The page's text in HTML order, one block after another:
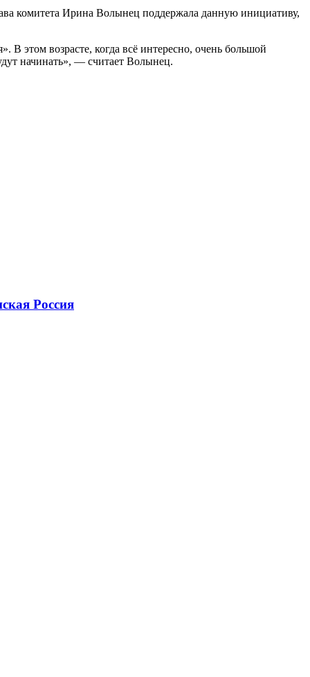
комитета Ирина Волынец поддержала данную инициативу,
В этом возрасте, когда всё интересно, очень большой
начинать», — считает Волынец.
Россия